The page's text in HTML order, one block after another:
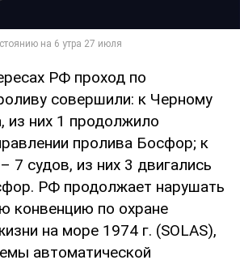
РФ проход по
совершили: к Черному
из них 1 продолжило
пролива Босфор; к
судов, из них 3 двигались
РФ продолжает нарушать
конвенцию по охране
на море 1974 г. (SOLAS),
автоматической